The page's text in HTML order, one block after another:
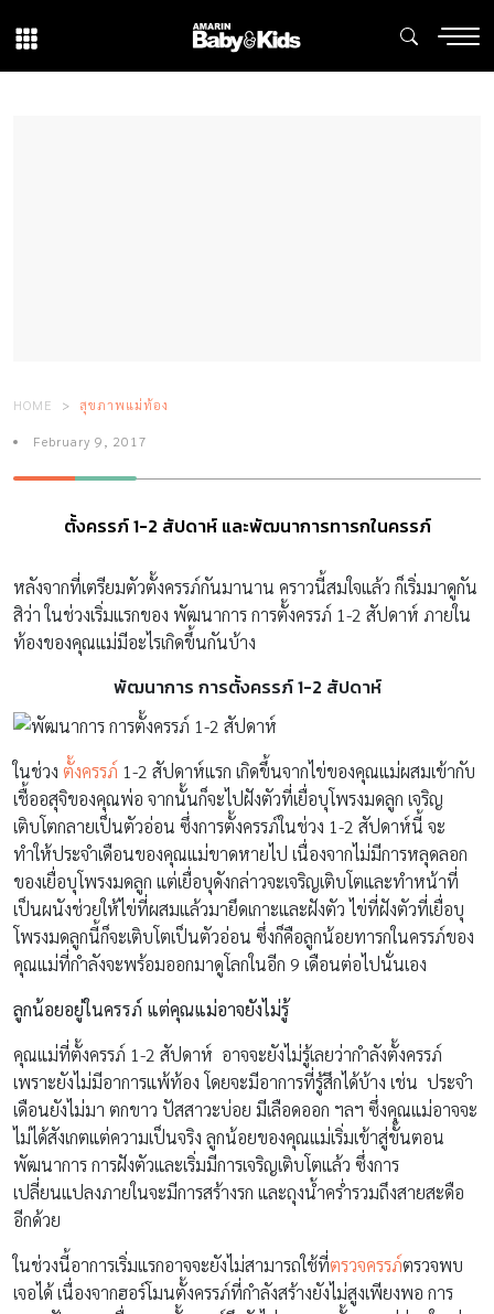
HOME สุขภาพแม่ท้อง
February 9, 2017
ตั้งครรภ์ 1-2 สัปดาห์ และพัฒนาการทารกในครรภ์
หลังจากที่เตรียมตัวตั้งครรภ์กันมานาน คราวนี้สมใจแล้ว ก็เริ่มมาดูกัน
สิว่า ในช่วงเริ่มแรกของ พัฒนาการ การตั้งครรภ์ 1-2 สัปดาห์ ภายใน
ท้องของคุณแม่มีอะไรเกิดขึ้นกันบ้าง
พัฒนาการ การตั้งครรภ์ 1-2 สัปดาห์
ในช่วง ตั้งครรภ์ 1-2 สัปดาห์แรก เกิดขึ้นจากไข่ของคุณแม่ผสมเข้ากับ
เชื้ออสุจิของคุณพ่อ จากนั้นก็จะไปฝังตัวที่เยื่อบุโพรงมดลูก เจริญ
เติบโตกลายเป็นตัวอ่อน ซึ่งการตั้งครรภ์ในช่วง 1-2 สัปดาห์นี้ จะ
ทำให้ประจำเดือนของคุณแม่ขาดหายไป เนื่องจากไม่มีการหลุดลอก
ของเยื่อบุโพรงมดลูก แต่เยื่อบุดังกล่าวจะเจริญเติบโตและทำหน้าที่
เป็นผนังช่วยให้ไข่ที่ผสมแล้วมายึดเกาะและฝังตัว ไข่ที่ฝังตัวที่เยื่อบุ
โพรงมดลูกนี้ก็จะเติบโตเป็นตัวอ่อน ซึ่งก็คือลูกน้อยทารกในครรภ์ของ
คุณแม่ที่กำลังจะพร้อมออกมาดูโลกในอีก 9 เดือนต่อไปนั่นเอง
ลูกน้อยอยู่ในครรภ์ แต่คุณแม่อาจยังไม่รู้
คุณแม่ที่ตั้งครรภ์ 1-2 สัปดาห์ อาจจะยังไม่รู้เลยว่ากำลังตั้งครรภ์
เพราะยังไม่มีอาการแพ้ท้อง โดยจะมีอาการที่รู้สึกได้บ้าง เช่น ประจำ
เดือนยังไม่มา ตกขาว ปัสสาวะบ่อย มีเลือดออก ฯลฯ ซึ่งคุณแม่อาจจะ
ไม่ได้สังเกตแต่ความเป็นจริง ลูกน้อยของคุณแม่เริ่มเข้าสู่ขั้นตอน
พัฒนาการ การฝังตัวและเริ่มมีการเจริญเติบโตแล้ว ซึ่งการ
เปลี่ยนแปลงภายในจะมีการสร้างรก และถุงน้ำคร่ำรวมถึงสายสะดือ
อีกด้วย
ในช่วงนี้อาการเริ่มแรกอาจจะยังไม่สามารถใช้ที่ตรวจครรภ์ตรวจพบ
เจอได้ เนื่องจากฮอร์โมนตั้งครรภ์ที่กำลังสร้างยังไม่สูงเพียงพอ การ